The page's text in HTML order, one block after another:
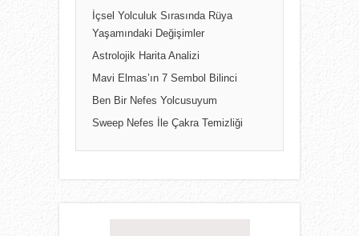
İçsel Yolculuk Sırasında Rüya
Yaşamındaki Değişimler
Astrolojik Harita Analizi
Mavi Elmas’ın 7 Sembol Bilinci
Ben Bir Nefes Yolcusuyum
Sweep Nefes İle Çakra Temizliği